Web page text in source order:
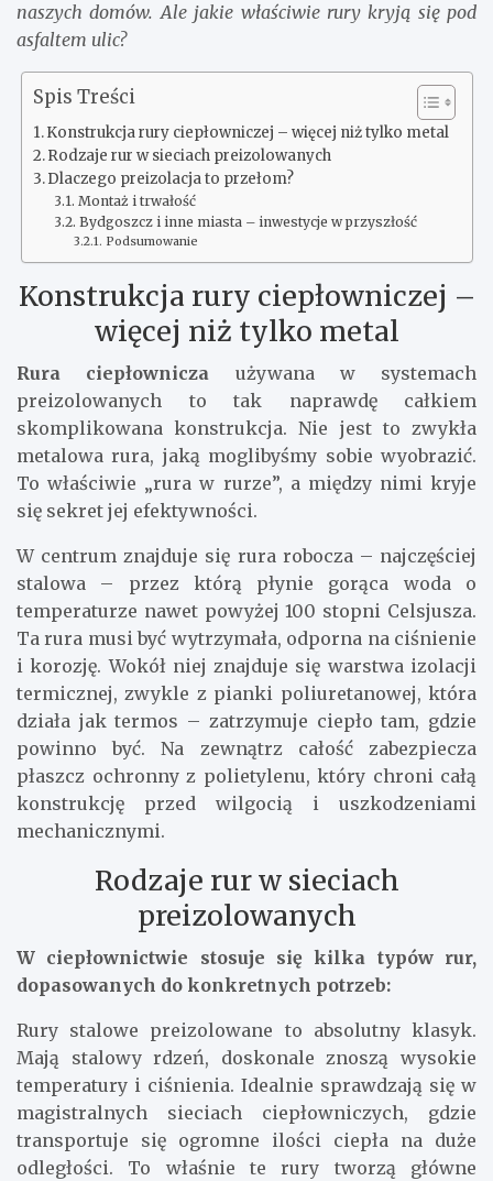
naszych domów. Ale jakie właściwie rury kryją się pod
asfaltem ulic?
Spis Treści
Konstrukcja rury ciepłowniczej – więcej niż tylko metal
Rodzaje rur w sieciach preizolowanych
Dlaczego preizolacja to przełom?
Montaż i trwałość
Bydgoszcz i inne miasta – inwestycje w przyszłość
Podsumowanie
Konstrukcja rury ciepłowniczej –
więcej niż tylko metal
Rura ciepłownicza używana w systemach
preizolowanych to tak naprawdę całkiem
skomplikowana konstrukcja. Nie jest to zwykła
metalowa rura, jaką moglibyśmy sobie wyobrazić.
To właściwie „rura w rurze”, a między nimi kryje
się sekret jej efektywności.
W centrum znajduje się rura robocza – najczęściej
stalowa – przez którą płynie gorąca woda o
temperaturze nawet powyżej 100 stopni Celsjusza.
Ta rura musi być wytrzymała, odporna na ciśnienie
i korozję. Wokół niej znajduje się warstwa izolacji
termicznej, zwykle z pianki poliuretanowej, która
działa jak termos – zatrzymuje ciepło tam, gdzie
powinno być. Na zewnątrz całość zabezpiecza
płaszcz ochronny z polietylenu, który chroni całą
konstrukcję przed wilgocią i uszkodzeniami
mechanicznymi.
Rodzaje rur w sieciach
preizolowanych
W ciepłownictwie stosuje się kilka typów rur,
dopasowanych do konkretnych potrzeb:
Rury stalowe preizolowane to absolutny klasyk.
Mają stalowy rdzeń, doskonale znoszą wysokie
temperatury i ciśnienia. Idealnie sprawdzają się w
magistralnych sieciach ciepłowniczych, gdzie
transportuje się ogromne ilości ciepła na duże
odległości. To właśnie te rury tworzą główne